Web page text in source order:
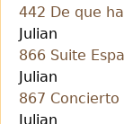
442 De que
Julian
866 Suite
Julian
867
Julian